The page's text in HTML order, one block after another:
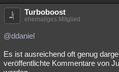
Turboboost
ehemaliges Mitglied
@ddaniel
Es ist ausreichend oft genug
veröffentlichte Kommentare von